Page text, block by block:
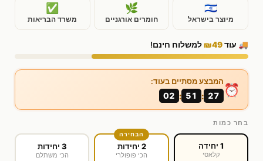
🇮🇱
מיוצר בישראל
🌿
חומרים אורגניים
✅
משרד הבריאות
🚚 עוד₪49למשלוח חינם!
⏰
המבצע מסתיים בעוד:
02 : 51 : 27
בחר כמות
1 יחידה
קלאסי
הבחירה
2 יחידות
הכי פופולרי
3 יחידות
הכי משתלם